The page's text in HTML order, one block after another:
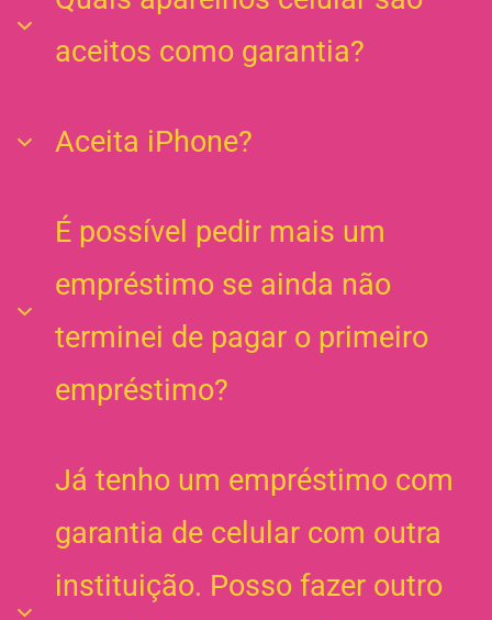
conta para aprovar o seu empréstimo ou depositar o
seu dinheiro.
aceitos como garantia?
Aceitamos como garantia aparelhos Android não
Aceita iPhone?
Sim, a Juvo aceita iPhones como garantia do
É possível pedir mais um
empréstimo se ainda não
terminei de pagar o primeiro
empréstimo?
Não! Você só pode ter um único empréstimo em
primeiro empréstimo para conseguir um novo.
Já tenho um empréstimo com
garantia de celular com outra
instituição. Posso fazer outro